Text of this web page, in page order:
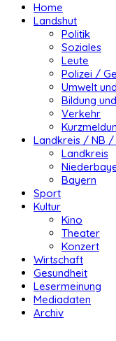
Home
Landshut
Politik
Soziales
Leute
Polizei /
Umwelt
Bildung
Verkehr
Landkreis / NB /
Landkreis
Bayern
Sport
Kultur
Kino
Theater
Konzert
Wirtschaft
Gesundheit
Lesermeinung
Mediadaten
Archiv